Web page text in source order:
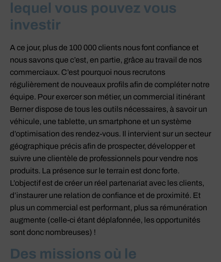
lequel vous pouvez vous
investir
A ce jour, plus de 100 000 clients nous font confiance et
nous savons que c’est, en partie, grâce au travail de nos
commerciaux. C’est pourquoi nous recrutons
régulièrement de nouveaux profils afin de compléter notre
équipe. Pour exercer son métier, un commercial itinérant
Berner dispose de tous les outils nécessaires, à savoir un
véhicule, une tablette, un smartphone et un système
d’optimisation des rendez-vous. Il intervient sur un secteur
géographique précis afin de prospecter, développer et
suivre une clientèle de professionnels pour vendre nos
produits. La présence sur le terrain est donc forte.
L’objectif est de créer un réel partenariat avec les clients,
d’instaurer une relation de confiance et de proximité. Et
plus un commercial est performant, plus sa rémunération
augmente (celle-ci étant déplafonnée, les opportunités
sont donc nombreuses) !
Des missions où le